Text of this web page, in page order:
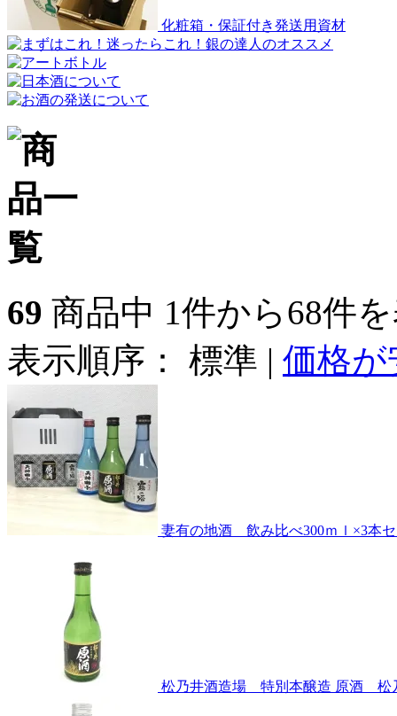
化粧箱・保証付き発送用資材
69 商品中 1件から68件
表示順序： 標準 | 価格が
妻有の地酒 飲み比べ300ｍｌ×3本
松乃井酒造場 特別本醸造 原酒 松